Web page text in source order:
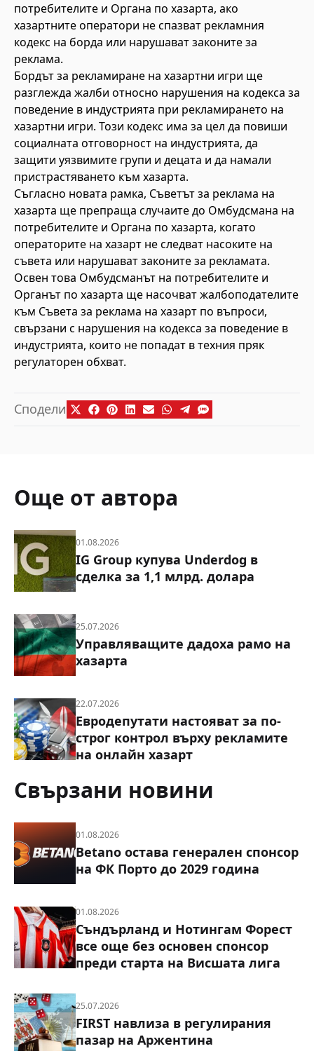
потребителите и Органа по хазарта, ако
хазартните оператори не спазват рекламния
кодекс на борда или нарушават законите за
реклама.
Бордът за рекламиране на хазартни игри ще
разглежда жалби относно нарушения на кодекса за
поведение в индустрията при рекламирането на
хазартни игри. Този кодекс има за цел да повиши
социалната отговорност на индустрията, да
защити уязвимите групи и децата и да намали
пристрастяването към хазарта.
Съгласно новата рамка, Съветът за реклама на
хазарта ще препраща случаите до Омбудсмана на
потребителите и Органа по хазарта, когато
операторите на хазарт не следват насоките на
съвета или нарушават законите за рекламата.
Освен това Омбудсманът на потребителите и
Органът по хазарта ще насочват жалбоподателите
към Съвета за реклама на хазарт по въпроси,
свързани с нарушения на кодекса за поведение в
индустрията, които не попадат в техния пряк
регулаторен обхват.
Сподели
Още от автора
01.08.2026
IG Group купува Underdog в
сделка за 1,1 млрд. долара
25.07.2026
Управляващите дадоха рамо на
хазарта
22.07.2026
Евродепутати настояват за по-
строг контрол върху рекламите
на онлайн хазарт
Свързани новини
01.08.2026
Betano остава генерален спонсор
на ФК Порто до 2029 година
01.08.2026
Съндърланд и Нотингам Форест
все още без основен спонсор
преди старта на Висшата лига
25.07.2026
FIRST навлиза в регулирания
пазар на Аржентина